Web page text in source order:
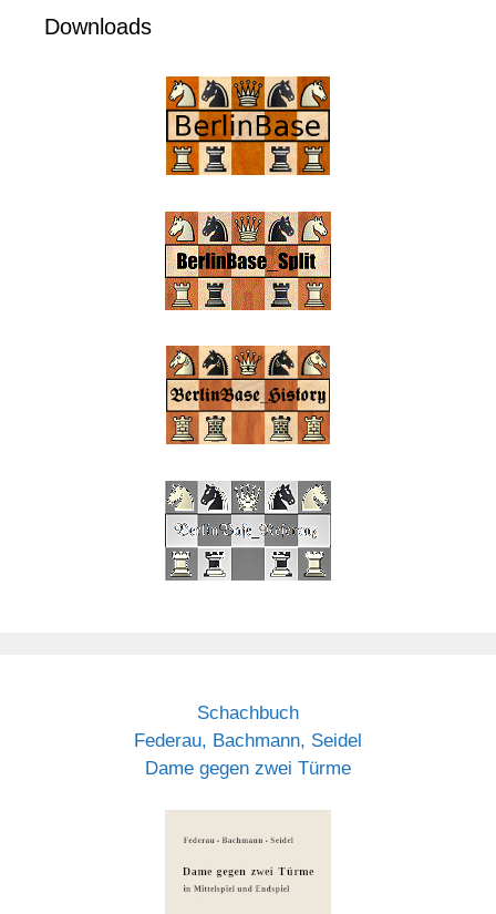
Downloads
Schachbuch
Federau, Bachmann, Seidel
Dame gegen zwei Türme